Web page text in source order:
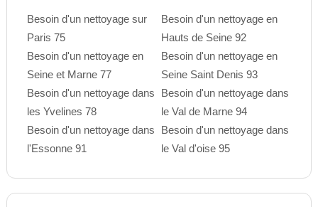
Besoin d'un nettoyage sur
Paris 75
Besoin d'un nettoyage en
Seine et Marne 77
Besoin d'un nettoyage dans
les Yvelines 78
Besoin d'un nettoyage dans
l'Essonne 91
Besoin d'un nettoyage en
Hauts de Seine 92
Besoin d'un nettoyage en
Seine Saint Denis 93
Besoin d'un nettoyage dans
le Val de Marne 94
Besoin d'un nettoyage dans
le Val d'oise 95